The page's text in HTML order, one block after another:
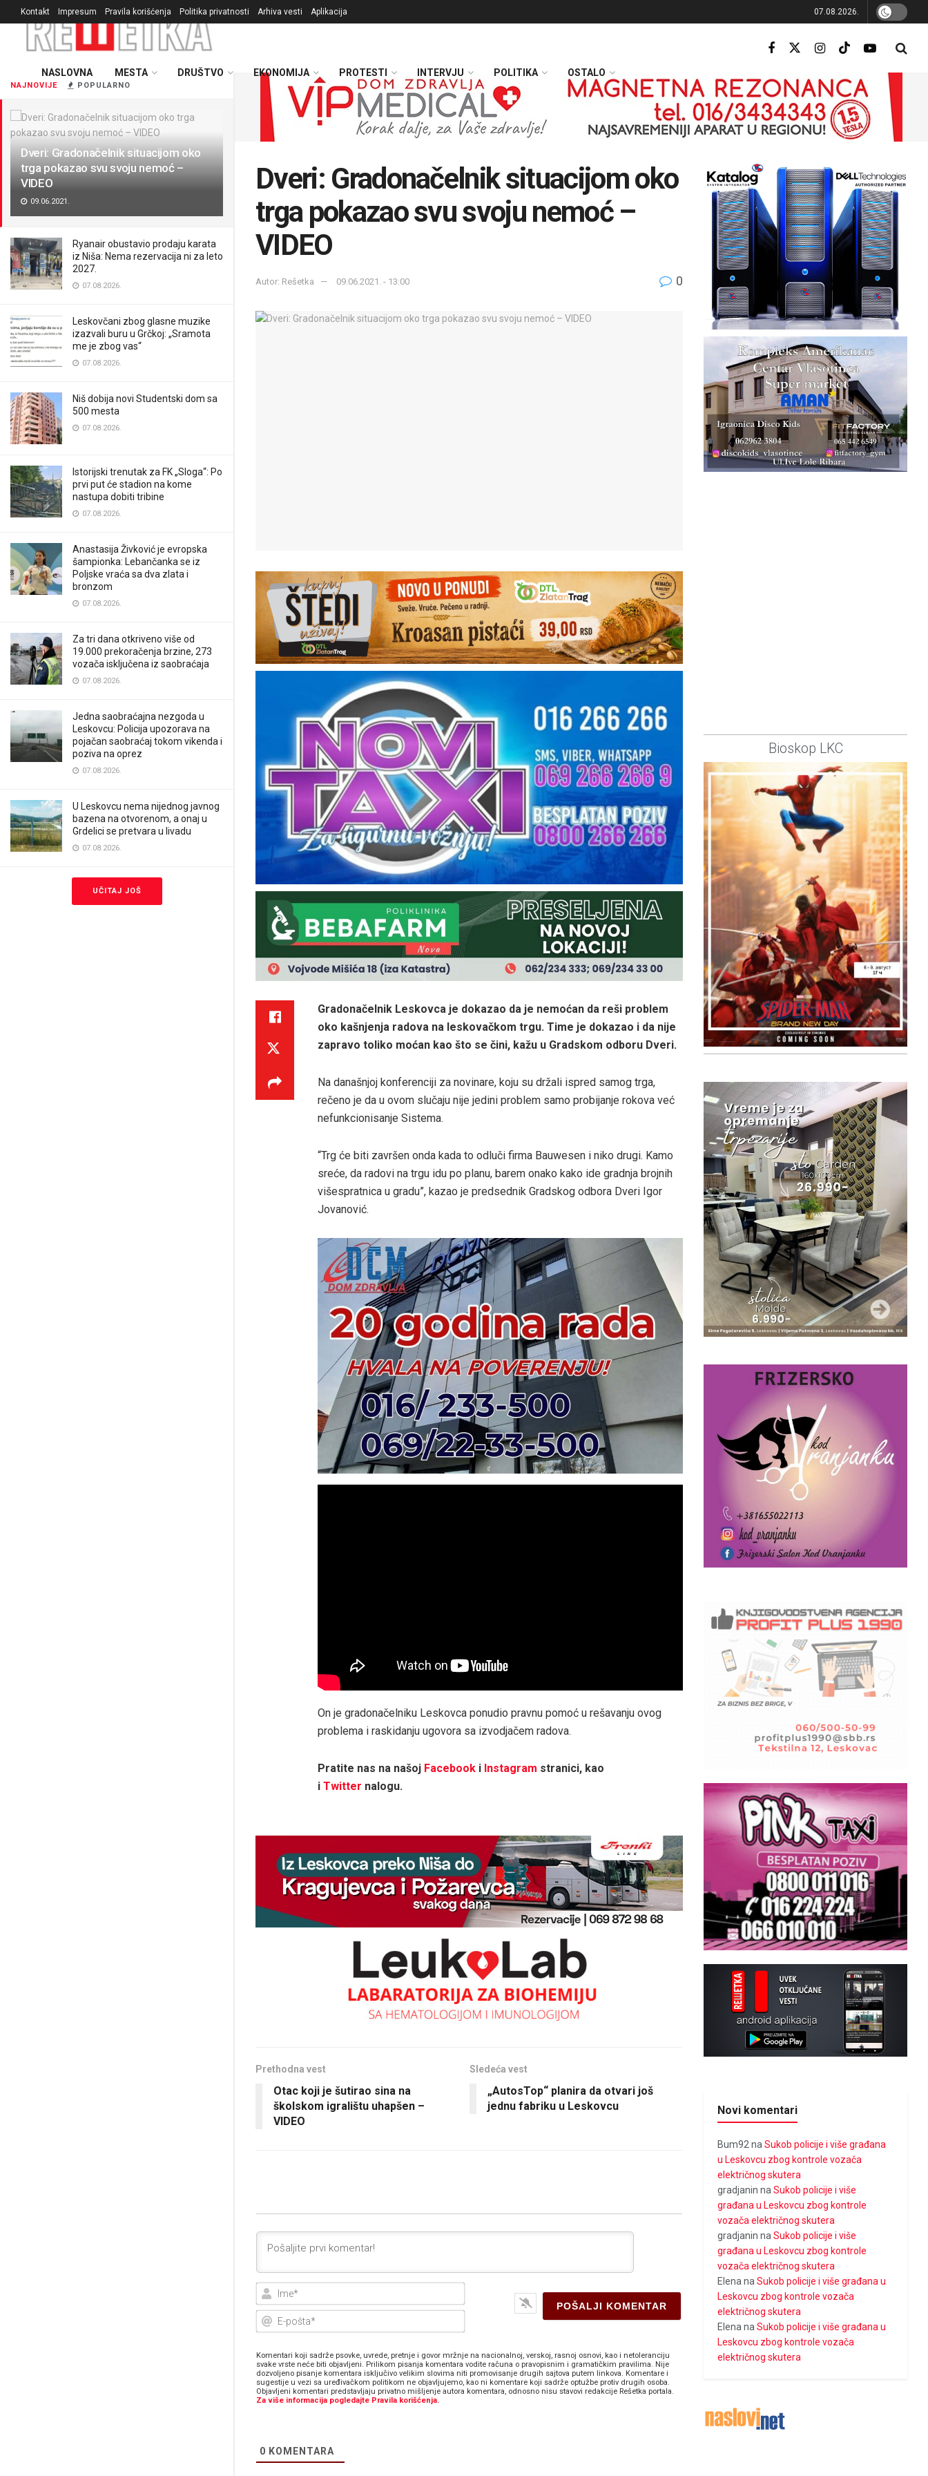
NAJNOVIJE POPULARNO
Dveri: Gradonačelnik situacijom oko
trga pokazao svu svoju nemoć –
VIDEO
09.06.2021.
Ryanair obustavio prodaju karata
iz Niša: Nema rezervacija ni za leto
2027.
07.08.2026.
Leskovčani zbog glasne muzike
izazvali buru u Grčkoj: „Sramota
me je zbog vas“
07.08.2026.
Niš dobija novi Studentski dom sa
500 mesta
07.08.2026.
Istorijski trenutak za FK „Sloga“: Po
prvi put će stadion na kome
nastupa dobiti tribine
07.08.2026.
Anastasija Živković je evropska
šampionka: Lebančanka se iz
Poljske vraća sa dva zlata i
bronzom
07.08.2026.
Za tri dana otkriveno više od
19.000 prekoračenja brzine, 273
vozača isključena iz saobraćaja
07.08.2026.
Jedna saobraćajna nezgoda u
Leskovcu: Policija upozorava na
pojačan saobraćaj tokom vikenda i
poziva na oprez
07.08.2026.
U Leskovcu nema nijednog javnog
bazena na otvorenom, a onaj u
Grdelici se pretvara u livadu
07.08.2026.
UČITAJ JOŠ
Kontakt Impresum Pravila korišćenja Politika privatnosti Arhiva vesti Aplikacija 07.08.2026.
NASLOVNA MESTA DRUŠTVO EKONOMIJA PROTESTI INTERVJU POLITIKA OSTALO
Dveri: Gradonačelnik situacijom oko
trga pokazao svu svoju nemoć –
VIDEO
Autor: Rešetka 09.06.2021. - 13:00 0
Gradonačelnik Leskovca je dokazao da je nemoćan da reši problem
oko kašnjenja radova na leskovačkom trgu. Time je dokazao i da nije
zapravo toliko moćan kao što se čini, kažu u Gradskom odboru Dveri.
Na današnjoj konferenciji za novinare, koju su držali ispred samog trga,
rečeno je da u ovom slučaju nije jedini problem samo probijanje rokova već
nefunkcionisanje Sistema.
“Trg će biti završen onda kada to odluči firma Bauwesen i niko drugi. Kamo
sreće, da radovi na trgu idu po planu, barem onako kako ide gradnja brojnih
višespratnica u gradu”, kazao je predsednik Gradskog odbora Dveri Igor
Jovanović.
On je gradonačelniku Leskovca ponudio pravnu pomoć u rešavanju ovog
problema i raskidanju ugovora sa izvodjačem radova.
Pratite nas na našoj Facebook i Instagram stranici, kao
i Twitter nalogu.
Prethodna vest
Otac koji je šutirao sina na
školskom igralištu uhapšen –
VIDEO
Sledeća vest
„AutosTop“ planira da otvari još
jednu fabriku u Leskovcu
Ime*
E-
Komentari koji sadrže psovke, uvrede, pretnje i govor mržnje na nacionalnoj, verskoj, rasnoj osnovi, kao i netoleranciju
svake vrste neće biti objavljeni. Prilikom pisanja komentara vodite računa o pravopisnim i gramatičkim pravilima. Nije
dozvoljeno pisanje komentara isključivo velikim slovima niti promovisanje drugih sajtova putem linkova. Komentare i
sugestije u vezi sa uređivačkom politikom ne objavljujemo, kao ni komentare koji sadrže optužbe protiv drugih osoba.
Objavljeni komentari predstavljaju privatno mišljenje autora komentara, odnosno nisu stavovi redakcije Rešetka portala.
Za više informacija pogledajte Pravila korišćenja.
0 KOMENTARA
Bioskop LKC
Novi komentari
Bum92 naSukob policije i više građana
u Leskovcu zbog kontrole vozača
električnog skutera
gradjanin naSukob policije i više
građana u Leskovcu zbog kontrole
vozača električnog skutera
gradjanin naSukob policije i više
građana u Leskovcu zbog kontrole
vozača električnog skutera
Elena naSukob policije i više građana u
Leskovcu zbog kontrole vozača
električnog skutera
Elena naSukob policije i više građana u
Leskovcu zbog kontrole vozača
električnog skutera